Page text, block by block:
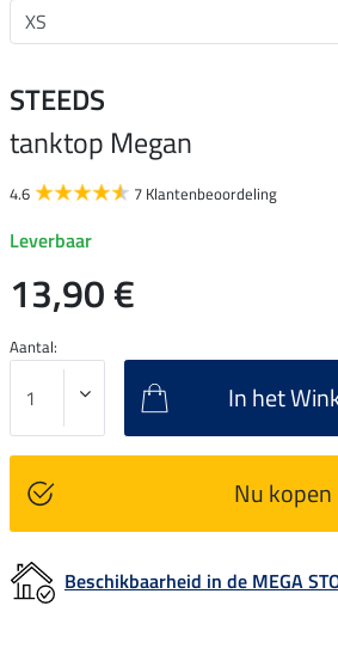
STEEDS
tanktop Megan
4.6 7 Klantenbeoordeling
Leverbaar
13,90 €
Aantal:
In het
Nu kopen
Beschikbaarheid in de MEGA